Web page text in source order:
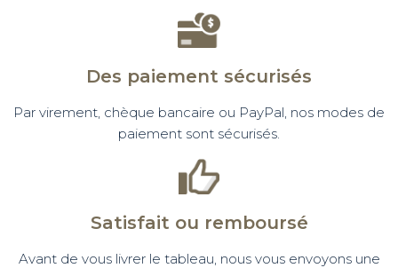
Des paiement sécurisés
Par virement, chèque bancaire ou PayPal, nos modes de
paiement sont sécurisés.
Satisfait ou remboursé
Avant de vous livrer le tableau, nous vous envoyons une